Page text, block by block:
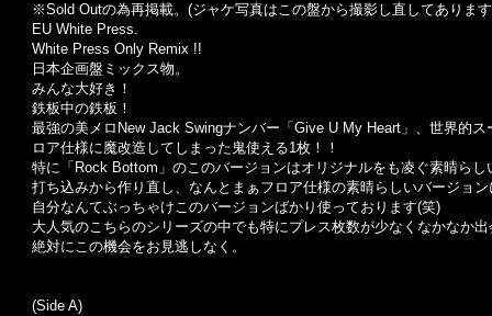
※Sold Outの為再掲載。 (ジャケ写真はこの盤から撮影し直してありま
EU White Press.
White Press Only Remix !!
日本企画盤ミックス物。
みんな大好き！
鉄板中の鉄板！
最強の美メロNew Jack Swingナンバー「Give U My Heart」、世界的
ロア仕様に魔改造してしまった鬼使える1枚！！
特に「Rock Bottom」のこのバージョンはオリジナルをも凌ぐ素晴らし
打ち込みから作り直し、なんとまぁフロア仕様の素晴らしいバージョ
自分なんてぶっちゃけこのバージョンばかり使っております(笑)
大人気のこちらのシリーズの中でも特にプレス枚数が少なくなかなか
絶対にこの機会をお見逃しなく。
(Side A)